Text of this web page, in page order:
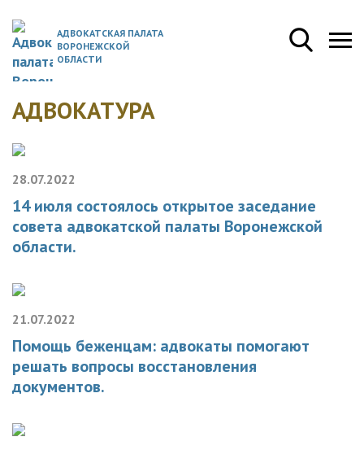
АДВОКАТСКАЯ ПАЛАТА
ВОРОНЕЖСКОЙ
ОБЛАСТИ
АДВОКАТУРА
28.07.2022
14 июля состоялось открытое заседание
совета адвокатской палаты Воронежской
области.
21.07.2022
Помощь беженцам: адвокаты помогают
решать вопросы восстановления
документов.